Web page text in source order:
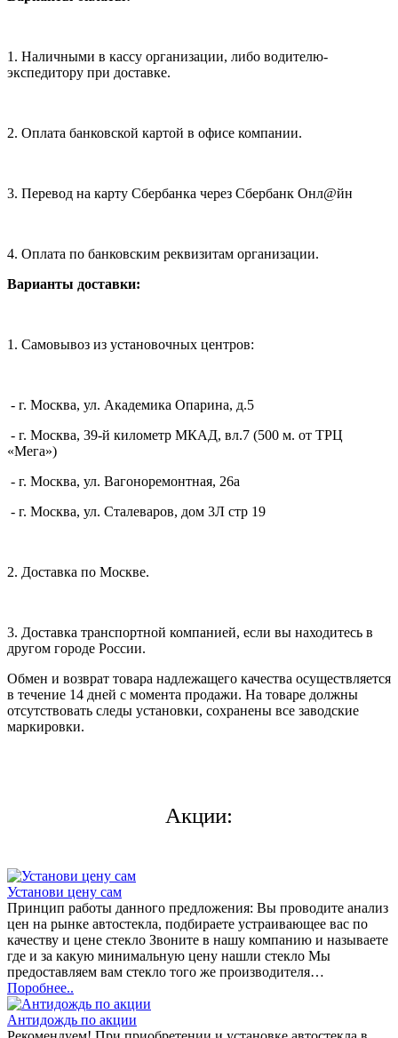
1. Наличными в кассу организации, либо водителю-
экспедитору при доставке.
2. Оплата банковской картой в офисе компании.
3. Перевод на карту Сбербанка через Сбербанк Онл@йн
4. Оплата по банковским реквизитам организации.
Варианты доставки:
1. Самовывоз из установочных центров:
- г. Москва, ул. Академика Опарина, д.5
- г. Москва, 39-й километр МКАД, вл.7 (500 м. от ТРЦ
«Мега»)
- г. Москва, ул. Вагоноремонтная, 26а
- г. Москва, ул. Сталеваров, дом 3Л стр 19
2. Доставка по Москве.
3. Доставка транспортной компанией, если вы находитесь в
другом городе России.
Обмен и возврат товара надлежащего качества осуществляется
в течение 14 дней с момента продажи. На товаре должны
отсутствовать следы установки, сохранены все заводские
маркировки.
Акции:
Установи цену сам
Принцип работы данного предложения: Вы проводите анализ
цен на рынке автостекла, подбираете устраивающее вас по
качеству и цене стекло Звоните в нашу компанию и называете
где и за какую минимальную цену нашли стекло Мы
предоставляем вам стекло того же производителя…
Поробнее..
Антидождь по акции